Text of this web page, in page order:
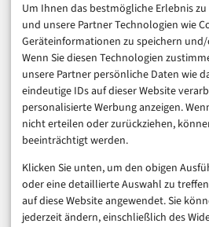
Um Ihnen das bestmögliche Erlebnis
und unsere Partner Technologien wie
Geräteinformationen zu speichern
Wenn Sie diesen Technologien
unsere Partner persönliche Daten wie
eindeutige IDs auf dieser Website
personalisierte Werbung anzeigen.
nicht erteilen oder zurückziehen,
beeinträchtigt werden.
Klicken Sie unten, um den obigen
oder eine detaillierte Auswahl zu
auf diese Website angewendet. Sie
jederzeit ändern, einschließlich des
Consumer & Digital Life
Marketing
Finanzen & FinTech
Business & Karriere
Sicherheit & Recht
Digitalisierung
Marketing
Magazin
Unsere Redaktion